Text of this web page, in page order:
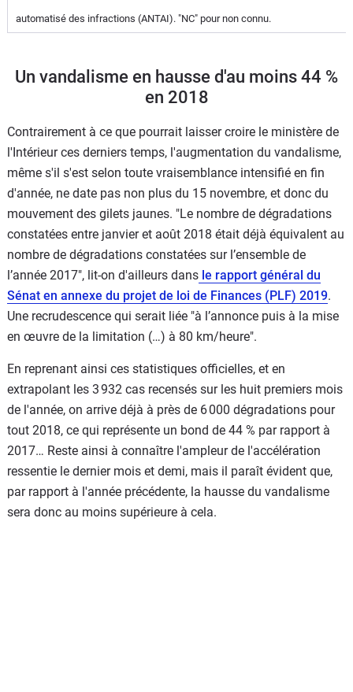
automatisé des infractions (ANTAI). "NC" pour non connu.
Un vandalisme en hausse d'au moins 44 %
en 2018
Contrairement à ce que pourrait laisser croire le ministère de
l'Intérieur ces derniers temps, l'augmentation du vandalisme,
même s'il s'est selon toute vraisemblance intensifié en fin
d'année, ne date pas non plus du 15 novembre, et donc du
mouvement des gilets jaunes. "Le nombre de dégradations
constatées entre janvier et août 2018 était déjà équivalent au
nombre de dégradations constatées sur l’ensemble de
l’année 2017", lit-on d'ailleurs dans le rapport général du
Sénat en annexe du projet de loi de Finances (PLF) 2019.
Une recrudescence qui serait liée "à l’annonce puis à la mise
en œuvre de la limitation (…) à 80 km/heure".
En reprenant ainsi ces statistiques officielles, et en
extrapolant les 3 932 cas recensés sur les huit premiers mois
de l'année, on arrive déjà à près de 6 000 dégradations pour
tout 2018, ce qui représente un bond de 44 % par rapport à
2017… Reste ainsi à connaître l'ampleur de l'accélération
ressentie le dernier mois et demi, mais il paraît évident que,
par rapport à l'année précédente, la hausse du vandalisme
sera donc au moins supérieure à cela.